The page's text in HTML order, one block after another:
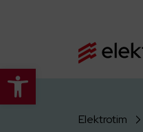
Otwórz pasek narzędzi
Elektrotim